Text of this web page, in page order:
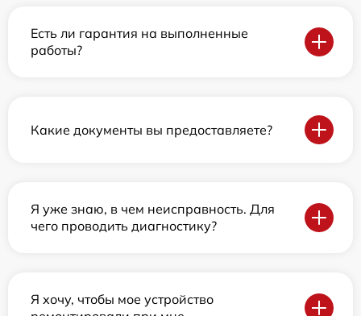
Есть ли гарантия на выполненные
работы?
Какие документы вы предоставляете?
Я уже знаю, в чем неисправность. Для
чего проводить диагностику?
Я хочу, чтобы мое устройство